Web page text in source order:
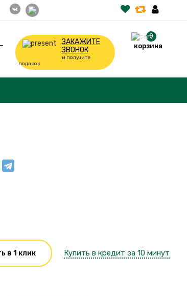
ЗАКАЖИТЕ
ЗВОНОК
и получите
подарок
0
корзина
в 1 клик Купить в кредит за 10 минут